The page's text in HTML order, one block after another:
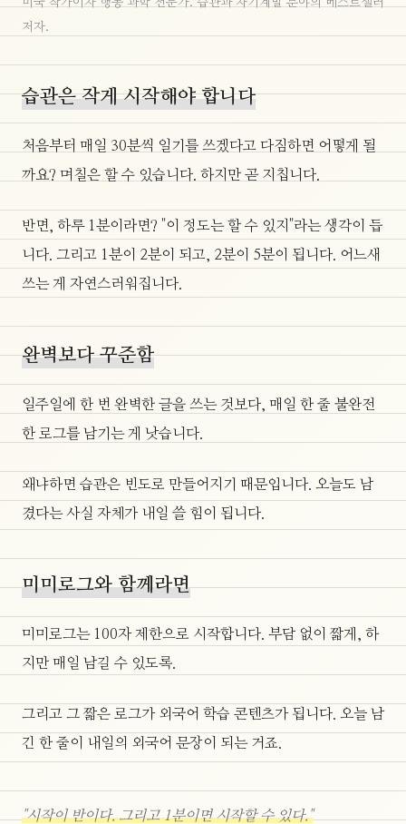
저자.
습관은 작게 시작해야 합니다
처음부터 매일 30분씩 일기를 쓰겠다고 다짐하면 어떻게 될
까요? 며칠은 할 수 있습니다. 하지만 곧 지칩니다.
반면, 하루 1분이라면? "이 정도는 할 수 있지"라는 생각이 듭
니다. 그리고 1분이 2분이 되고, 2분이 5분이 됩니다. 어느새
쓰는 게 자연스러워집니다.
완벽보다 꾸준함
일주일에 한 번 완벽한 글을 쓰는 것보다, 매일 한 줄 불완전
한 로그를 남기는 게 낫습니다.
왜냐하면 습관은 빈도로 만들어지기 때문입니다. 오늘도 남
겼다는 사실 자체가 내일 쓸 힘이 됩니다.
미미로그와 함께라면
미미로그는 100자 제한으로 시작합니다. 부담 없이 짧게, 하
지만 매일 남길 수 있도록.
그리고 그 짧은 로그가 외국어 학습 콘텐츠가 됩니다. 오늘 남
긴 한 줄이 내일의 외국어 문장이 되는 거죠.
"시작이 반이다. 그리고 1분이면 시작할 수 있다."